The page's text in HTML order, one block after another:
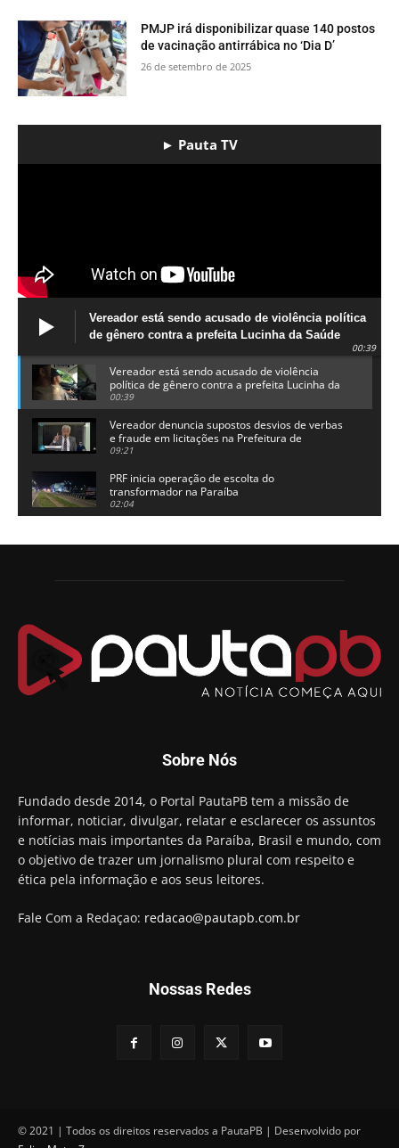
PMJP irá disponibilizar quase 140 postos
de vacinação antirrábica no ‘Dia D’
26 de setembro de 2025
► Pauta TV
Vereador está sendo acusado de violência política
de gênero contra a prefeita Lucinha da Saúde
00:39
Vereador está sendo acusado de violência
política de gênero contra a prefeita Lucinha da
Saúde
00:39
Vereador denuncia supostos desvios de verbas
e fraude em licitações na Prefeitura de
Alhandra
09:21
PRF inicia operação de escolta do
transformador na Paraíba
02:04
candidatura a governador da Paraíba
Chapa dos sonhos: Cícero agradece a Galdino,
Arthur Lira parabeniza Karla Pimentel por sua
reeleição em Conde
00:23
Aguinaldo Ribeiro destaca apoio do PP a Hugo
preso e faz vídeo na cadeia
Hugo Motta retira projeto que permitia bancos
"confiscar" dinheiro de clientes
01:49
Descaso da gestão Panta deixa crianças e
professoras 'ilhadas' em creche
00:16
Sobre Nós
Fundado desde 2014, o Portal PautaPB tem a missão de
informar, noticiar, divulgar, relatar e esclarecer os assuntos
e notícias mais importantes da Paraíba, Brasil e mundo, com
o objetivo de trazer um jornalismo plural com respeito e
ética pela informação e aos seus leitores.
Fale Com a Redaçao: redacao@pautapb.com.br
Nossas Redes
© 2021 | Todos os direitos reservados a PautaPB | Desenvolvido por